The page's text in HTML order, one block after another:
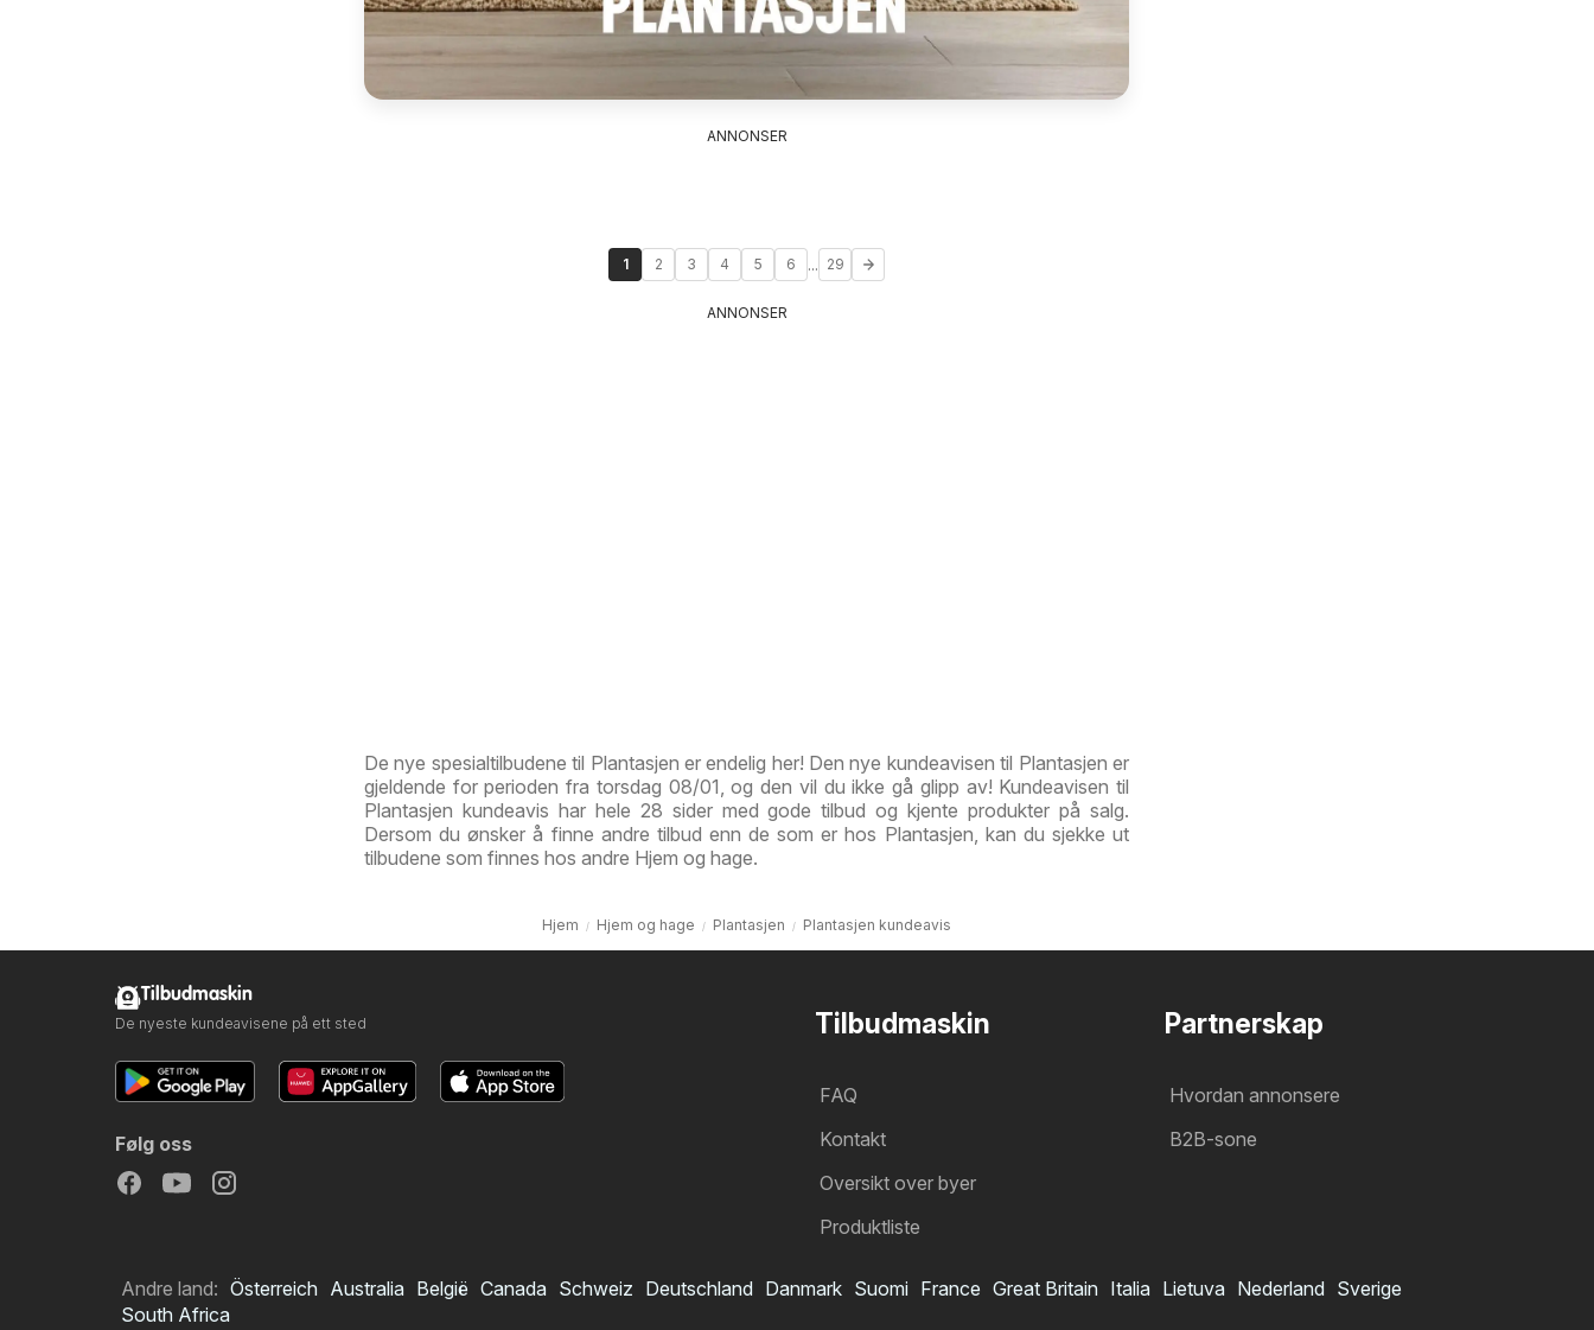
ANNONSER
1 2 3 4 5 6 ... 29
ANNONSER
De nye spesialtilbudene til Plantasjen er endelig her! Den nye kundeavisen til Plantasjen er
gjeldende for perioden fra torsdag 08/01, og den vil du ikke gå glipp av! Kundeavisen til
Plantasjen kundeavis har hele 28 sider med gode tilbud og kjente produkter på salg.
Dersom du ønsker å finne andre tilbud enn de som er hos Plantasjen, kan du sjekke ut
tilbudene som finnes hos andre Hjem og hage.
Hjem Hjem og hage Plantasjen Plantasjen kundeavis
Tilbudmaskin
FAQ
Kontakt
Oversikt over byer
Produktliste
Partnerskap
Hvordan annonsere
B2B-sone
Tilbudmaskin
De nyeste kundeavisene på ett sted
Følg oss
Andre land: Österreich Australia België Canada Schweiz Deutschland Danmark Suomi France Great Britain Italia Lietuva Nederland Sverige
South Africa